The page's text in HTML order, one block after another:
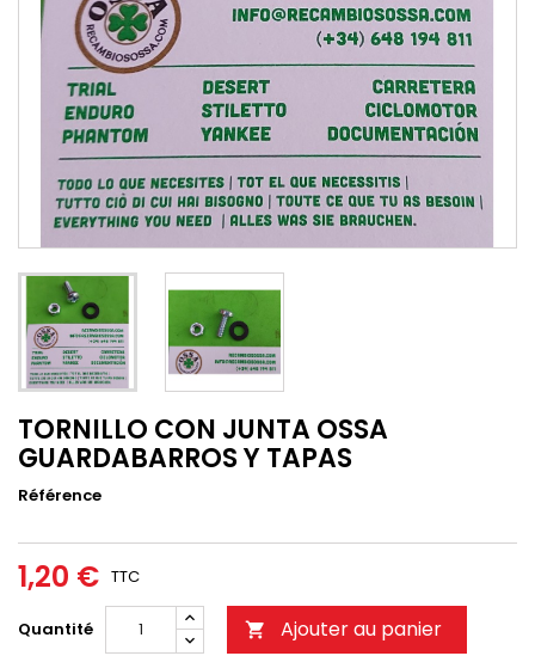
TORNILLO CON JUNTA OSSA
GUARDABARROS Y TAPAS
Référence
1,20 € TTC
Quantité  Ajouter au panier